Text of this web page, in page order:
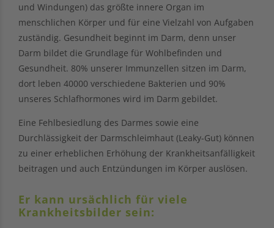
und Windungen) das größte innere Organ im
menschlichen Körper und für eine Vielzahl von Aufgaben
zuständig. Gesundheit beginnt im Darm, denn unser
Darm bildet die Grundlage für Wohlbefinden und
Gesundheit. 80% unserer Immunzellen sitzen im Darm,
dort leben 40000 verschiedene Bakterien und 90%
unseres Schlafhormones wird im Darm gebildet.
Eine Fehlbesiedlung des Darmes sowie eine
Durchlässigkeit der Darmschleimhaut (Leaky-Gut) können
zu einer erheblichen Erhöhung der Krankheitsanfälligkeit
beitragen und auch Entzündungen im Körper auslösen.
Er kann ursächlich für viele
Krankheitsbilder sein: